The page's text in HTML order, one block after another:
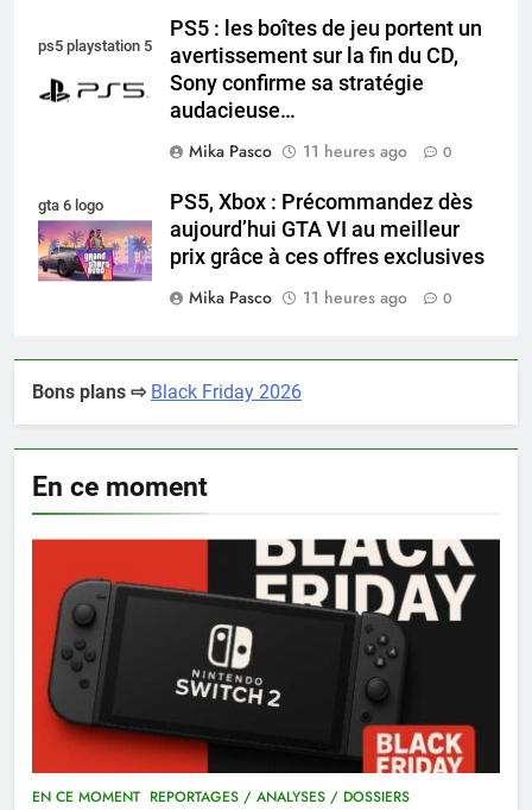
ps5 playstation 5
PS5 : les boîtes de jeu portent un
avertissement sur la fin du CD,
Sony confirme sa stratégie
audacieuse…
Mika Pasco
11 heures ago 0
gta 6 logo
PS5, Xbox : Précommandez dès
aujourd’hui GTA VI au meilleur
prix grâce à ces offres exclusives
Mika Pasco
11 heures ago 0
Bons plans ⇨ Black Friday 2026
En ce moment
EN CE MOMENT REPORTAGES / ANALYSES / DOSSIERS